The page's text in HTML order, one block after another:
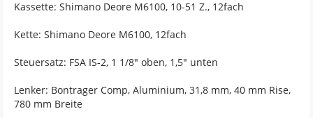
Kassette: Shimano Deore M6100, 10-51 Z., 12fach
Kette: Shimano Deore M6100, 12fach
Steuersatz: FSA IS-2, 1 1/8" oben, 1,5" unten
Lenker: Bontrager Comp, Aluminium, 31,8 mm, 40 mm Rise,
780 mm Breite